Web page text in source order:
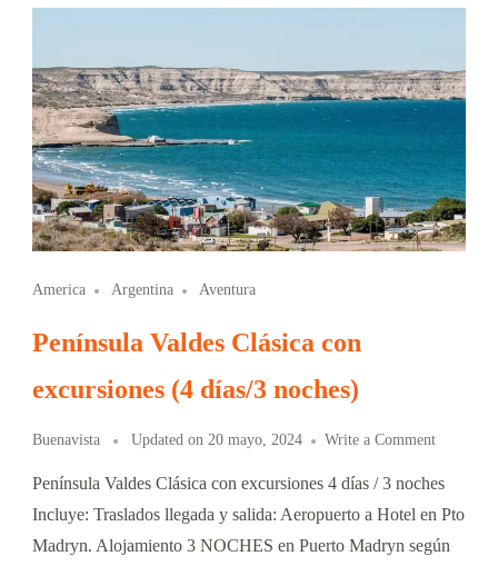
America Argentina Aventura
Península Valdes Clásica con
excursiones (4 días/3 noches)
Buenavista Updated on 20 mayo, 2024 Write a Comment
Península Valdes Clásica con excursiones 4 días / 3 noches
Incluye: Traslados llegada y salida: Aeropuerto a Hotel en Pto
Madryn. Alojamiento 3 NOCHES en Puerto Madryn según